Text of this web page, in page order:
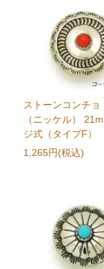
ストーンコンチョ
（ニッケル）
ジ式（タイプF）
1,265円(税込)